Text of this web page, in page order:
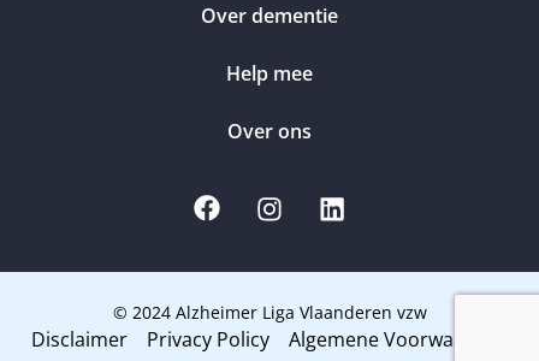
Over dementie
Help mee
Over ons
© 2024 Alzheimer Liga Vlaanderen vzw
Disclaimer Privacy Policy Algemene Voorwaarden